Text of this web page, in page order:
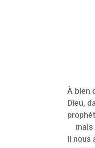
À bien
Dieu,
mais
il nous